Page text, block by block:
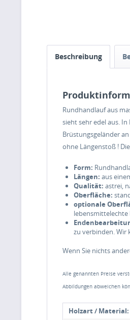
Beschreibung
Rundhandlauf aus
sieht sehr edel aus.
Brüstungsgeländer
ohne Längenstoß !
Form:
Längen: aus
Qualität: astrei,
Oberfläche:
optionale
lebensmittelechte
zu verbinden. Wir
Wenn Sie nichts
Alle genannten Preise
Abbildungen abweichen
Holzart / Material: